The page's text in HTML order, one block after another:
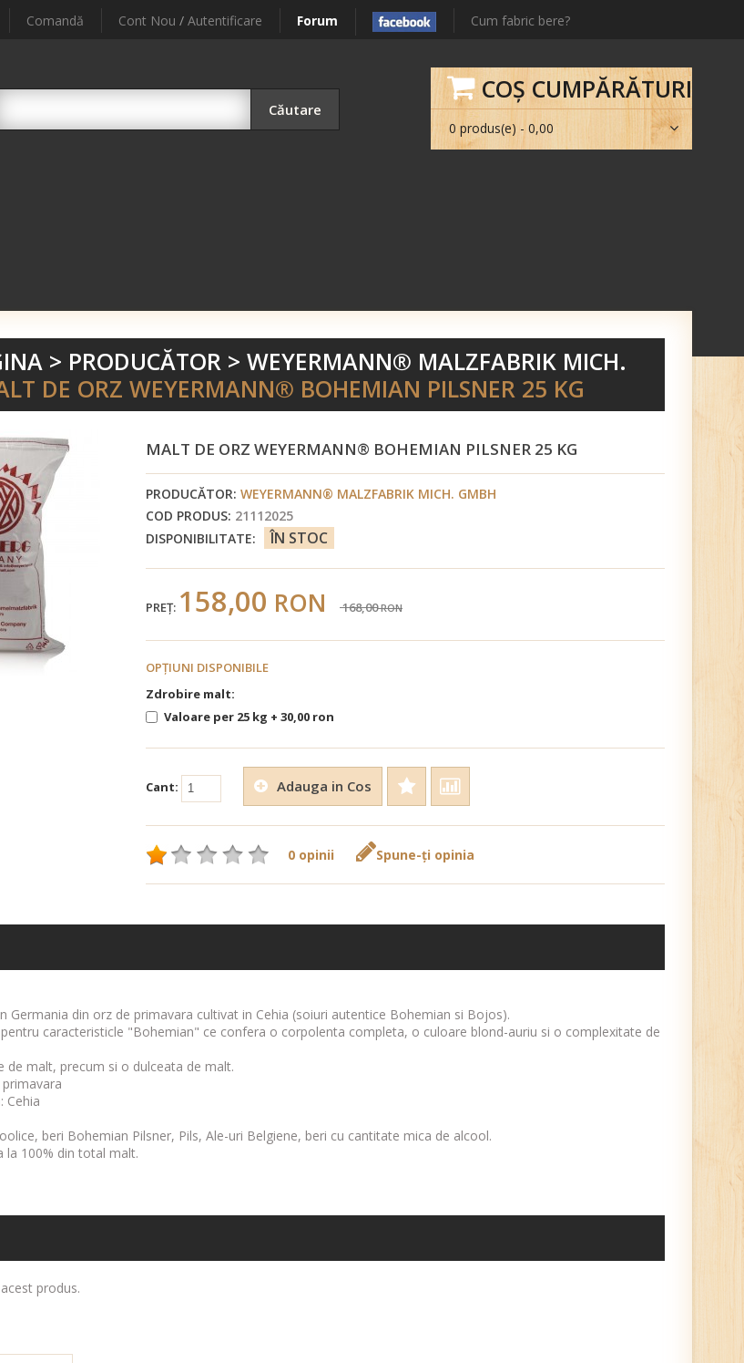
Comandă Cont Nou / Autentificare Forum Cum fabric bere?
COŞ CUMPĂRĂTURI
0 produs(e) - 0,00
Căutare
> PRODUCĂTOR > WEYERMANN® MALZFABRIK MICH.
DE ORZ WEYERMANN® BOHEMIAN PILSNER 25 KG
MALT DE ORZ WEYERMANN® BOHEMIAN PILSNER 25 KG
PRODUCĂTOR: WEYERMANN® MALZFABRIK MICH. GMBH
COD PRODUS: 21112025
DISPONIBILITATE:
ÎN STOC
PREŢ: 158,00 RON 168,00RON
OPŢIUNI DISPONIBILE
Zdrobire malt:
Valoare per 25 kg + 30,00 ron
Cant: Adauga in Cos
0 opinii Spune-ţi opinia
Germania din orz de primavara cultivat in Cehia (soiuri autentice Bohemian si Bojos).
pentru caracteristicle "Bohemian" ce confera o corpolenta completa, o culoare blond-auriu si o complexitate de
de malt, precum si o dulceata de malt.
Cehia
beri Bohemian Pilsner, Pils, Ale-uri Belgiene, beri cu cantitate mica de alcool.
la 100% din total malt.
produs.